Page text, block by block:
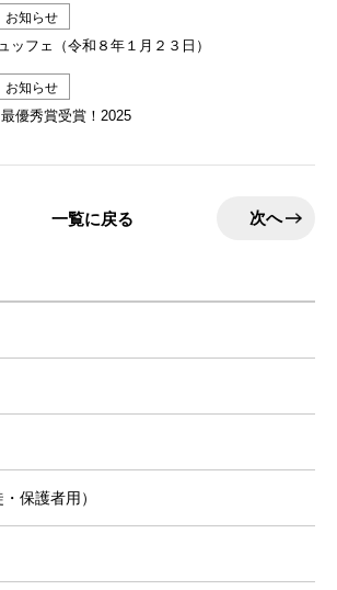
お知らせ
フェ（令和８年１月２３日）
お知らせ
優秀賞受賞！2025
一覧に戻る 次へ
保護者用）